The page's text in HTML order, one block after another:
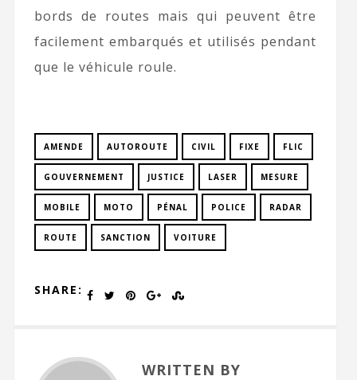
bords de routes mais qui peuvent être
facilement embarqués et utilisés pendant
que le véhicule roule.
AMENDE AUTOROUTE CIVIL FIXE FLIC
GOUVERNEMENT JUSTICE LASER MESURE
MOBILE MOTO PÉNAL POLICE RADAR
ROUTE SANCTION VOITURE
SHARE:
WRITTEN BY